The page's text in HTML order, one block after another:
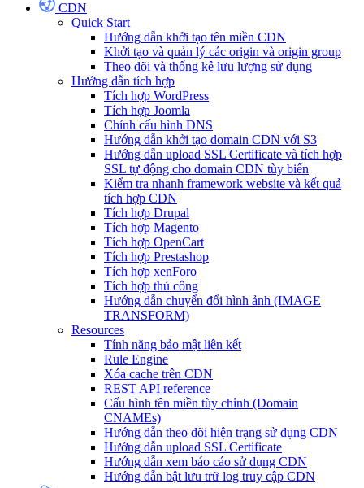
CDN
Quick Start
Hướng dẫn khởi tạo tên miền CDN
Khởi tạo và quản lý các origin và origin group
Theo dõi và thống kê lưu lượng sử dụng
Hướng dẫn tích hợp
Tích hợp WordPress
Tích hợp Joomla
Chỉnh cấu hình DNS
Hướng dẫn khởi tạo domain CDN với S3
Hướng dẫn upload SSL Certificate và tích hợp
SSL tự động cho domain CDN tùy biến
Kiểm tra nhanh framework website và kết quả
tích hợp CDN
Tích hợp Drupal
Tích hợp Magento
Tích hợp OpenCart
Tích hợp Prestashop
Tích hợp xenForo
Tích hợp thủ công
Hướng dẫn chuyển đổi hình ảnh (IMAGE
TRANSFORM)
Resources
Tính năng bảo mật liên kết
Rule Engine
Xóa cache trên CDN
REST API reference
Cấu hình tên miền tùy chỉnh (Domain
CNAMEs)
Hướng dẫn theo dõi hiện trạng sử dụng CDN
Hướng dẫn upload SSL Certificate
Hướng dẫn xem báo cáo sử dụng CDN
Hướng dẫn bật lưu trữ log truy cập CDN